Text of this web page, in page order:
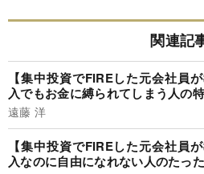
関連記
【集中投資でFIREした元会社員
入でもお金に縛られてしまう人の
遠藤 洋
【集中投資でFIREした元会社員
入なのに自由になれない人のたっ